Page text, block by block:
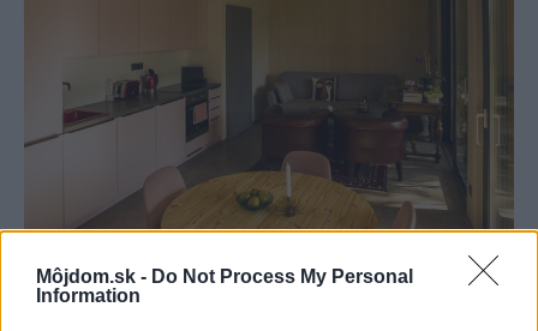
Môjdom.sk - Do Not Process My Personal
Information